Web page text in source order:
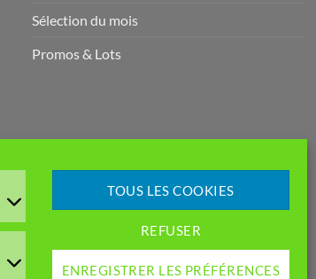
Statistiques
TOUS LES COOKIES
REFUSER
ENREGISTRER LES PRÉFÉRENCES
Sélection du mois
Promos & Lots